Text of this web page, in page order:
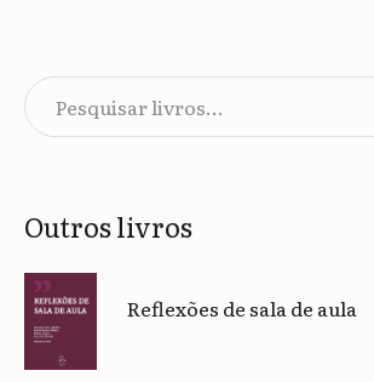
Outros livros
Reflexões de sala de aula